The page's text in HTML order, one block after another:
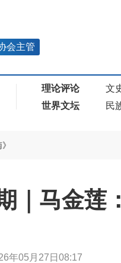
会主管
理论评论 文
世界文坛
民
｜马金莲
年05月27日08:17